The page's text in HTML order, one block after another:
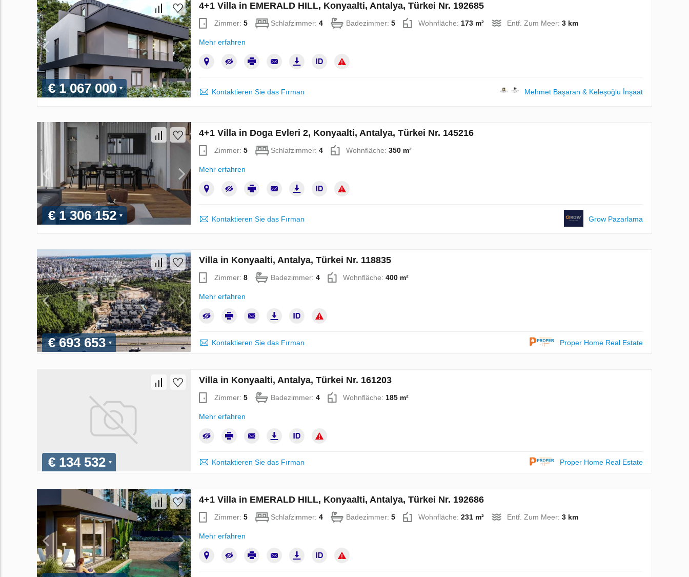
€ 1 067 000
4+1 Villa in EMERALD HILL, Konyaalti, Antalya, Türkei Nr. 192685
Zimmer: 5 Schlafzimmer: 4 Badezimmer: 5 Wohnfläche: 173 m² Entf. Zum Meer: 3 km
Mehr erfahren
Kontaktieren Sie das Fırman Mehmet Başaran & Keleşoğlu İnşaat
€ 1 306 152
4+1 Villa in Doga Evleri 2, Konyaalti, Antalya, Türkei Nr. 145216
Zimmer: 5 Schlafzimmer: 4 Wohnfläche: 350 m²
Mehr erfahren
Kontaktieren Sie das Fırman Grow Pazarlama
€ 693 653
Villa in Konyaalti, Antalya, Türkei Nr. 118835
Zimmer: 8 Badezimmer: 4 Wohnfläche: 400 m²
Mehr erfahren
Kontaktieren Sie das Fırman Proper Home Real Estate
€ 134 532
Villa in Konyaalti, Antalya, Türkei Nr. 161203
Zimmer: 5 Badezimmer: 4 Wohnfläche: 185 m²
Mehr erfahren
Kontaktieren Sie das Fırman Proper Home Real Estate
4+1 Villa in EMERALD HILL, Konyaalti, Antalya, Türkei Nr. 192686
Zimmer: 5 Schlafzimmer: 4 Badezimmer: 5 Wohnfläche: 231 m² Entf. Zum Meer: 3 km
Mehr erfahren